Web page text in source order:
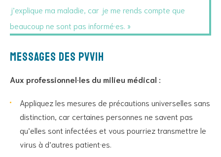
j’explique ma maladie, car je me rends compte que
beaucoup ne sont pas informé·es. »
Messages des PVVIH
Aux professionnel·les du milieu médical :
Appliquez les mesures de précautions universelles sans
distinction, car certaines personnes ne savent pas
qu’elles sont infectées et vous pourriez transmettre le
virus à d’autres patient·es.